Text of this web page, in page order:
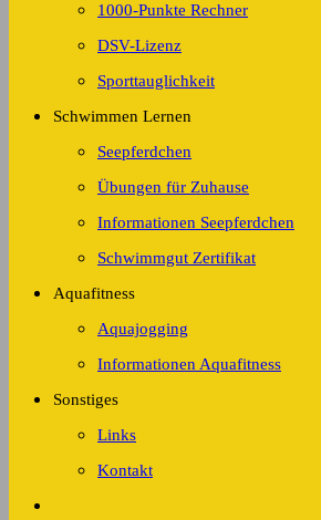
1000-Punkte Rechner
DSV-Lizenz
Sporttauglichkeit
Schwimmen Lernen
Seepferdchen
Übungen für Zuhause
Informationen Seepferdchen
Schwimmgut Zertifikat
Aquafitness
Aquajogging
Informationen Aquafitness
Sonstiges
Links
Kontakt